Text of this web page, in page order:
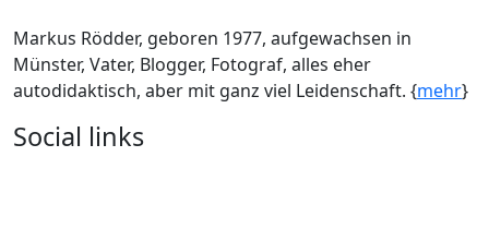
Markus Rödder, geboren 1977, aufgewachsen in
Münster, Vater, Blogger, Fotograf, alles eher
autodidaktisch, aber mit ganz viel Leidenschaft. {mehr}
Social links